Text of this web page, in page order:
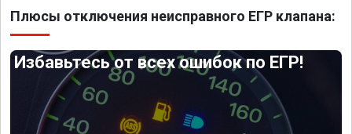
Плюсы отключения неисправного ЕГР клапана:
Избавьтесь от всех ошибок по ЕГР!